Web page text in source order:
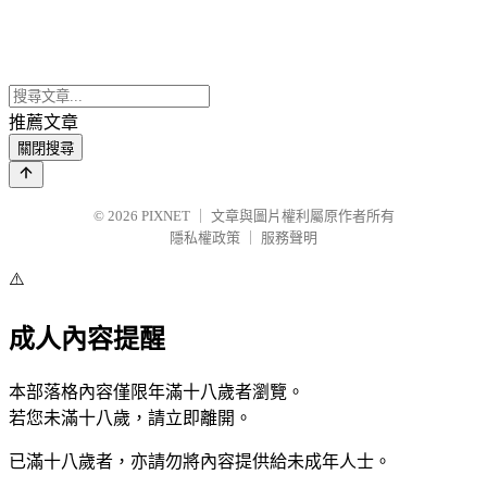
推薦文章
關閉搜尋
© 2026 PIXNET
文章與圖片權利屬原作者所有
隱私權政策
服務聲明
⚠️
成人內容提醒
本部落格內容僅限年滿十八歲者瀏覽。
若您未滿十八歲，請立即離開。
已滿十八歲者，亦請勿將內容提供給未成年人士。